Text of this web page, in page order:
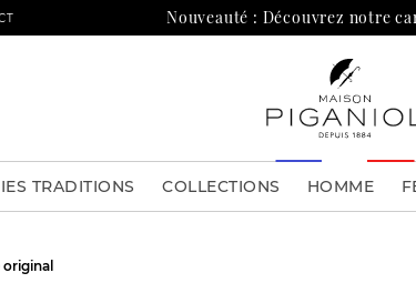
Nouveauté : Découvrez notre
TRADITIONS COLLECTIONS HOMME